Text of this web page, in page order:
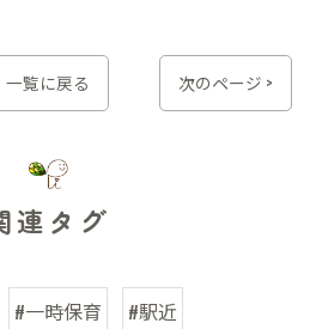
一覧に戻る 次のページ >
連タグ
#一時保育 #駅近